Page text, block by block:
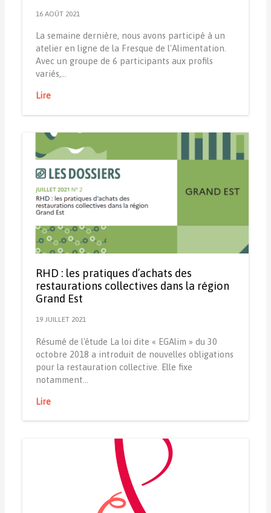
16 AOÛT 2021
La semaine dernière, nous avons participé à un
atelier en ligne de la Fresque de l'Alimentation.
Avec un groupe de 6 participants aux profils
variés,…
Lire
RHD : les pratiques d’achats des
restaurations collectives dans la région
Grand Est
19 JUILLET 2021
Résumé de l'étude La loi dite « EGAlim » du 30
octobre 2018 a introduit de nouvelles obligations
pour la restauration collective. Elle fixe
notamment…
Lire